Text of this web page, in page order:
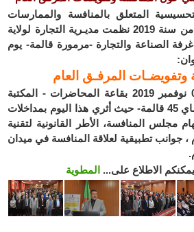
المتعلق بالمنافسة والممارسات
التجارية للثلاثي الرابع من سنة 2019 نظمت مديـرية التجارة لولاية
الصناعة والتجارة -مرمورة قالمة- يوم
وتفويضـات المرفـق العام
وذلك يوم الخميس 07 نوفمبر 2019 بقاعة المحاضرات - المكتبة
المركزية - جامعة 08 ماي 45 قالمة- حيث أثري هذا اليوم بمداخلات
مجلس المنافسة، الأطر القانونية لتقنية
جوانب تطبيقية لعلاقة المنافسة في ميدان
الاطلاع على... المطوية